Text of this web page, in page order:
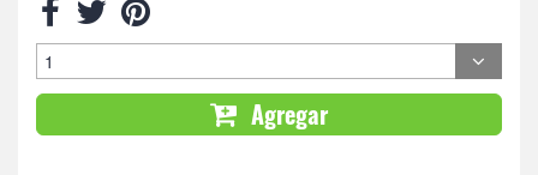
Agregar